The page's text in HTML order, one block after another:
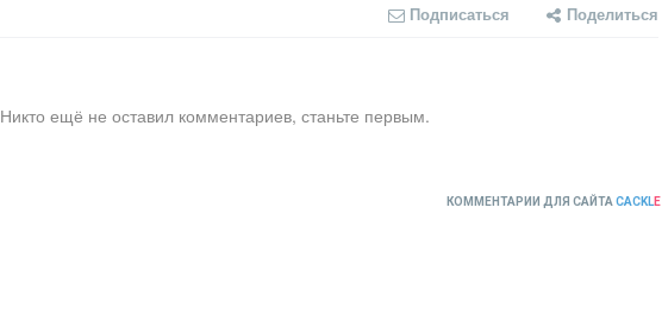
Подписаться Поделиться
Никто ещё не оставил комментариев, станьте первым.
КОММЕНТАРИИ ДЛЯ САЙТА CACKLE